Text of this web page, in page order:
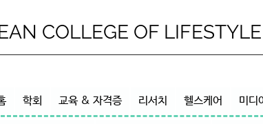
COLLEGE OF
학회 교육 & 자격증 리서치 헬스케어 미디